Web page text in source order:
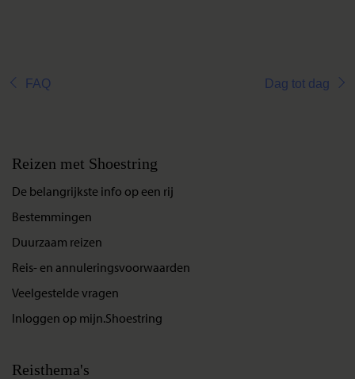
FAQ Dag tot dag
Reizen met Shoestring
De belangrijkste info op een rij
Bestemmingen
Duurzaam reizen
Reis- en annuleringsvoorwaarden
Veelgestelde vragen
Inloggen op mijn.Shoestring
Reisthema's